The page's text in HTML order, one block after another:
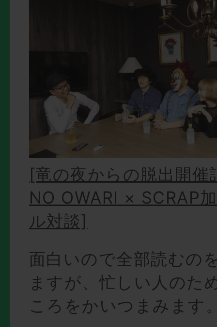
[竜の夜からの脱出開催
NO OWARI × SCRAP
ル対談]
面白いので全部読むの
ますが、忙しい人のた
ころをかいつまみます